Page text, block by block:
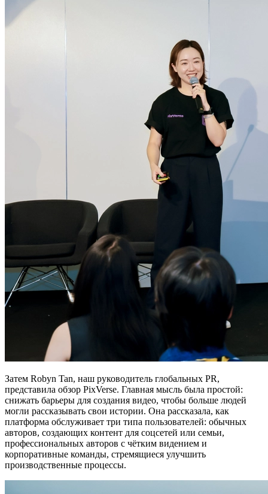
Затем Robyn Tan, наш руководитель глобальных PR,
представила обзор PixVerse. Главная мысль была простой:
снижать барьеры для создания видео, чтобы больше людей
могли рассказывать свои истории. Она рассказала, как
платформа обслуживает три типа пользователей: обычных
авторов, создающих контент для соцсетей или семьи,
профессиональных авторов с чётким видением и
корпоративные команды, стремящиеся улучшить
производственные процессы.